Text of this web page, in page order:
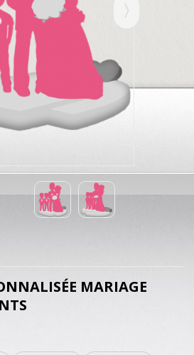
MARIAGE